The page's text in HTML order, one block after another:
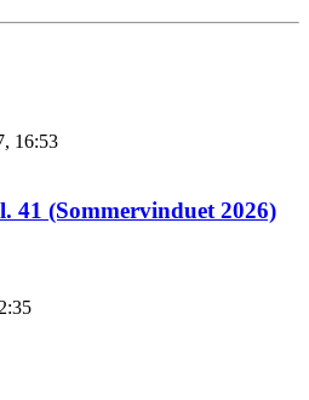
16:53
41 (Sommervinduet 2026)